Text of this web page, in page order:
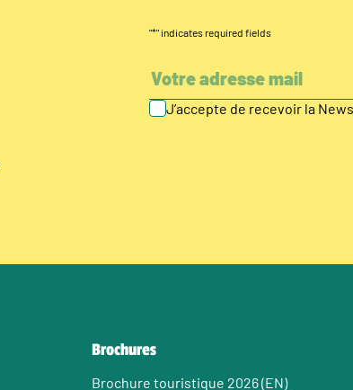
"*" indicates required fields
J’accepte de recevoir la
Brochures
Brochure touristique 2026 (EN)